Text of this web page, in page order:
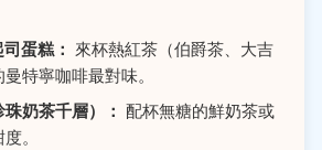
蛋糕： 來杯熱紅茶（伯爵茶、大吉
特寧咖啡最對味。
奶茶千層）： 配杯無糖的鮮奶茶或
。